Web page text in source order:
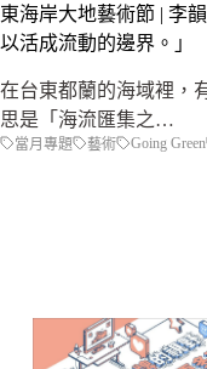
東海岸大地藝術節 | 李
以活成流動的邊界。」
在台東都蘭的海域裡，
思是「海流匯集之…
當月專題 藝術 Going Green